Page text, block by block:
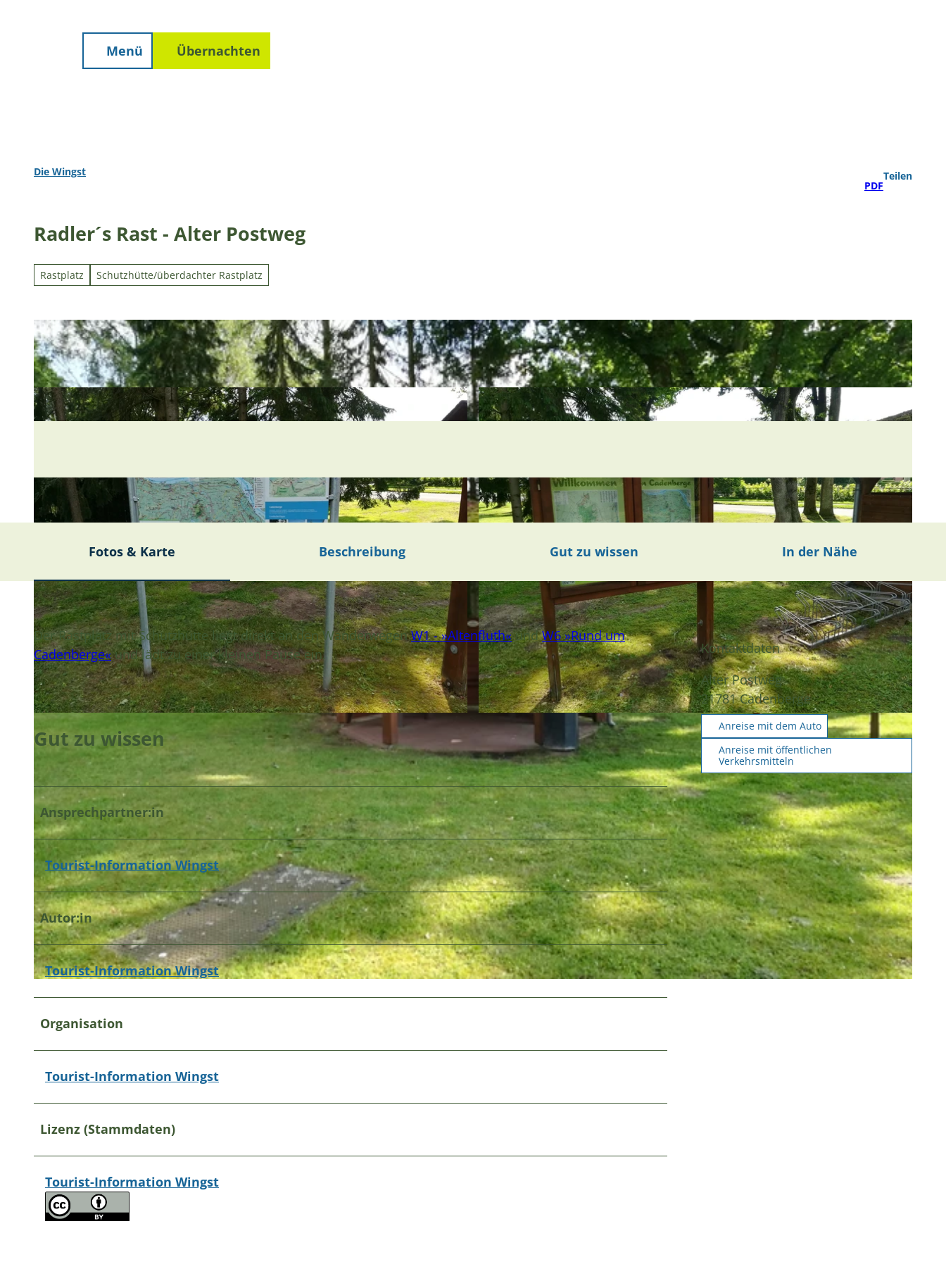
Menü Übernachten
Die Wingst
PDF
Teilen
Radler´s Rast - Alter Postweg
Rastplatz Schutzhütte/überdachter Rastplatz
© A. Brüning |
Fotos & Karte Beschreibung Gut zu wissen In der Nähe
Der Rastplatz mit Schutzhütte liegt direkt an den WanderwegenW1 - »Altenfluth«undW6 »Rund um
Cadenberge«und lädt zu einer kleinen Pause ein.
Gut zu wissen
Ansprechpartner:in
Tourist-Information Wingst
Autor:in
Tourist-Information Wingst
Organisation
Tourist-Information Wingst
Lizenz (Stammdaten)
Tourist-Information Wingst
Kontaktdaten
Alter Postweg
21781Cadenberge
Anreise mit dem Auto
Anreise mit öffentlichen
Verkehrsmitteln